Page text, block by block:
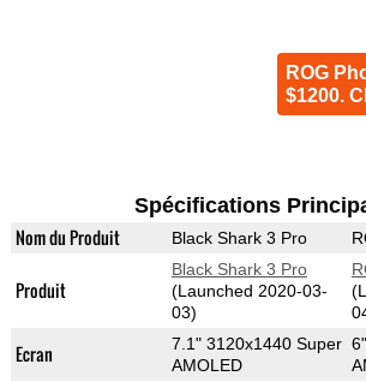
ROG
$1200.
Spécifications
Nom du Produit Black Shark 3 Pro
Produit
Black Shark 3 Pro
(Launched 2020-03-
03)
Ecran
7.1" 3120x1440 Super
AMOLED